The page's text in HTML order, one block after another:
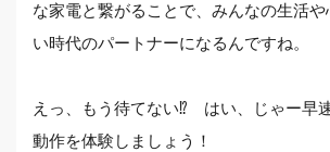
な家電と繋がることで、みんなの生活や
い時代のパートナーになるんですね。
えっ、もう待てない⁉ はい、じゃー早
動作を体験しましょう！